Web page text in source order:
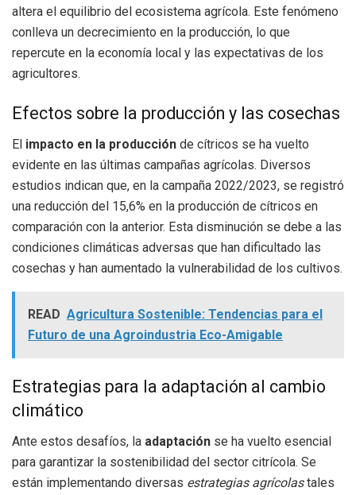
altera el equilibrio del ecosistema agrícola. Este fenómeno
conlleva un decrecimiento en la producción, lo que
repercute en la economía local y las expectativas de los
agricultores.
Efectos sobre la producción y las cosechas
El impacto en la producción de cítricos se ha vuelto
evidente en las últimas campañas agrícolas. Diversos
estudios indican que, en la campaña 2022/2023, se registró
una reducción del 15,6% en la producción de cítricos en
comparación con la anterior. Esta disminución se debe a las
condiciones climáticas adversas que han dificultado las
cosechas y han aumentado la vulnerabilidad de los cultivos.
READ Agricultura Sostenible: Tendencias para el
Futuro de una Agroindustria Eco-Amigable
Estrategias para la adaptación al cambio
climático
Ante estos desafíos, la adaptación se ha vuelto esencial
para garantizar la sostenibilidad del sector citrícola. Se
están implementando diversas estrategias agrícolastales